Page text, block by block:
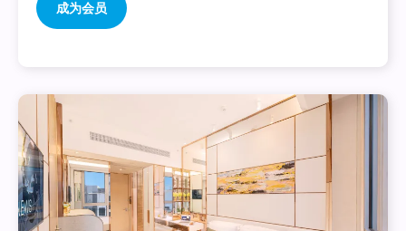
成为会员